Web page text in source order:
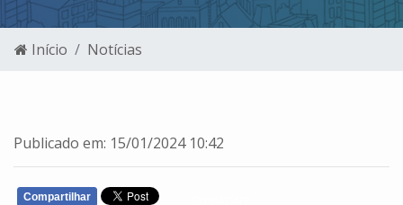
Início Notícias
Publicado em: 15/01/2024 10:42
Compartilhar